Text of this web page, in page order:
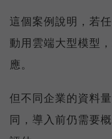
這個案例說明，若
動用雲端大型模型
應。
但不同企業的資料
同，導入前仍需要